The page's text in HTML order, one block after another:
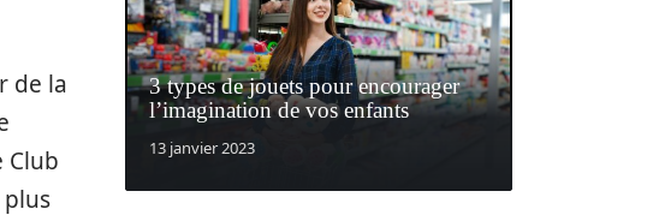
de la
Club
3 types de jouets pour encourager
l’imagination de vos enfants
13 janvier 2023